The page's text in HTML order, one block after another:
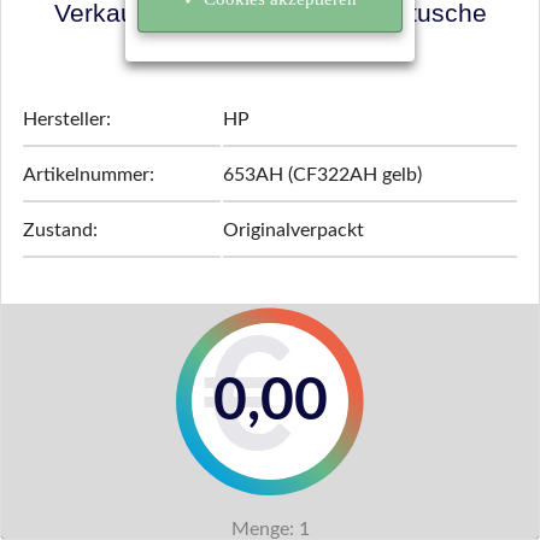
Verkaufspreis für Ihre Tonerkartusche
ermitteln!
Hersteller: HP
Artikelnummer: 653AH (CF322AH gelb)
Zustand: Originalverpackt
0,00
Menge: 1